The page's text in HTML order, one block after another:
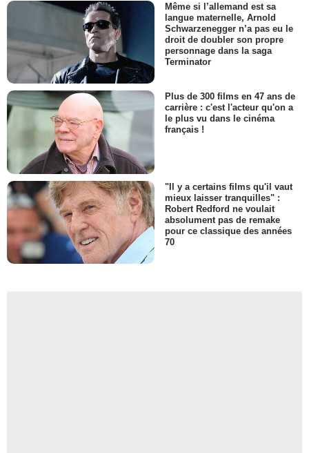
Même si l’allemand est sa
langue maternelle, Arnold
Schwarzenegger n’a pas eu le
droit de doubler son propre
personnage dans la saga
Terminator
Plus de 300 films en 47 ans de
carrière : c'est l'acteur qu'on a
le plus vu dans le cinéma
français !
"Il y a certains films qu'il vaut
mieux laisser tranquilles" :
Robert Redford ne voulait
absolument pas de remake
pour ce classique des années
70